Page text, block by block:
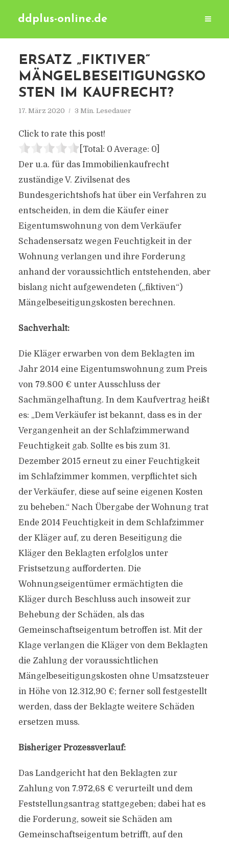
ddplus-online.de
ERSATZ „FIKTIVER“
MÄNGELBESEITIGUNGSKO
STEN IM KAUFRECHT?
17. März 2020 3 Min. Lesedauer
Click to rate this post!
[Total: 0 Average: 0]
Der u.a. für das Immobilienkaufrecht
zuständige V. Zivilsenat des
Bundesgerichtshofs hat über ein Verfahren zu
entscheiden, in dem die Käufer einer
Eigentumswohnung von dem Verkäufer
Schadensersatz wegen Feuchtigkeit in der
Wohnung verlangen und ihre Forderung
anhand der voraussichtlich entstehenden, aber
bislang nicht aufgewendeten („fiktiven“)
Mängelbeseitigungskosten berechnen.
Sachverhalt:
Die Kläger erwarben von dem Beklagten im
Jahr 2014 eine Eigentumswohnung zum Preis
von 79.800 € unter Ausschluss der
Sachmängelhaftung. In dem Kaufvertrag heißt
es: „Dem Verkäufer ist bekannt, dass es in der
Vergangenheit an der Schlafzimmerwand
Feuchtigkeit gab. Sollte es bis zum 31.
Dezember 2015 erneut zu einer Feuchtigkeit
im Schlafzimmer kommen, verpflichtet sich
der Verkäufer, diese auf seine eigenen Kosten
zu beheben.“ Nach Übergabe der Wohnung trat
Ende 2014 Feuchtigkeit in dem Schlafzimmer
der Kläger auf, zu deren Beseitigung die
Kläger den Beklagten erfolglos unter
Fristsetzung aufforderten. Die
Wohnungseigentümer ermächtigten die
Kläger durch Beschluss auch insoweit zur
Behebung der Schäden, als das
Gemeinschaftseigentum betroffen ist. Mit der
Klage verlangen die Kläger von dem Beklagten
die Zahlung der voraussichtlichen
Mängelbeseitigungskosten ohne Umsatzsteuer
in Höhe von 12.312,90 €; ferner soll festgestellt
werden, dass der Beklagte weitere Schäden
ersetzen muss.
Bisheriger Prozessverlauf:
Das Landgericht hat den Beklagten zur
Zahlung von 7.972,68 € verurteilt und dem
Feststellungsantrag stattgegeben; dabei hat es
die Forderung, soweit sie Schäden am
Gemeinschaftseigentum betrifft, auf den